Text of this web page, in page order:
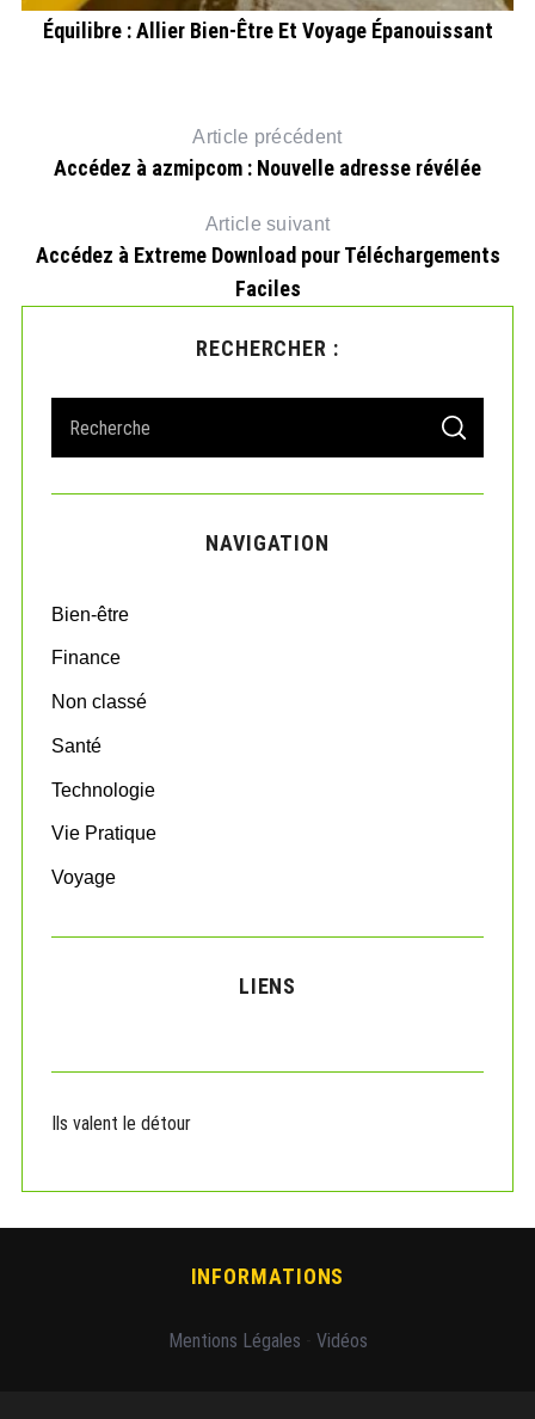
Équilibre : Allier Bien-Être Et Voyage Épanouissant
Article précédent
Accédez à azmipcom : Nouvelle adresse révélée
Article suivant
Accédez à Extreme Download pour Téléchargements
Faciles
RECHERCHER :
a
r
o
:
S
A
C
NAVIGATION
Bien-être
Finance
Non classé
Santé
Technologie
Vie Pratique
Voyage
LIENS
Ils valent le détour
INFORMATIONS
Mentions Légales Vidéos